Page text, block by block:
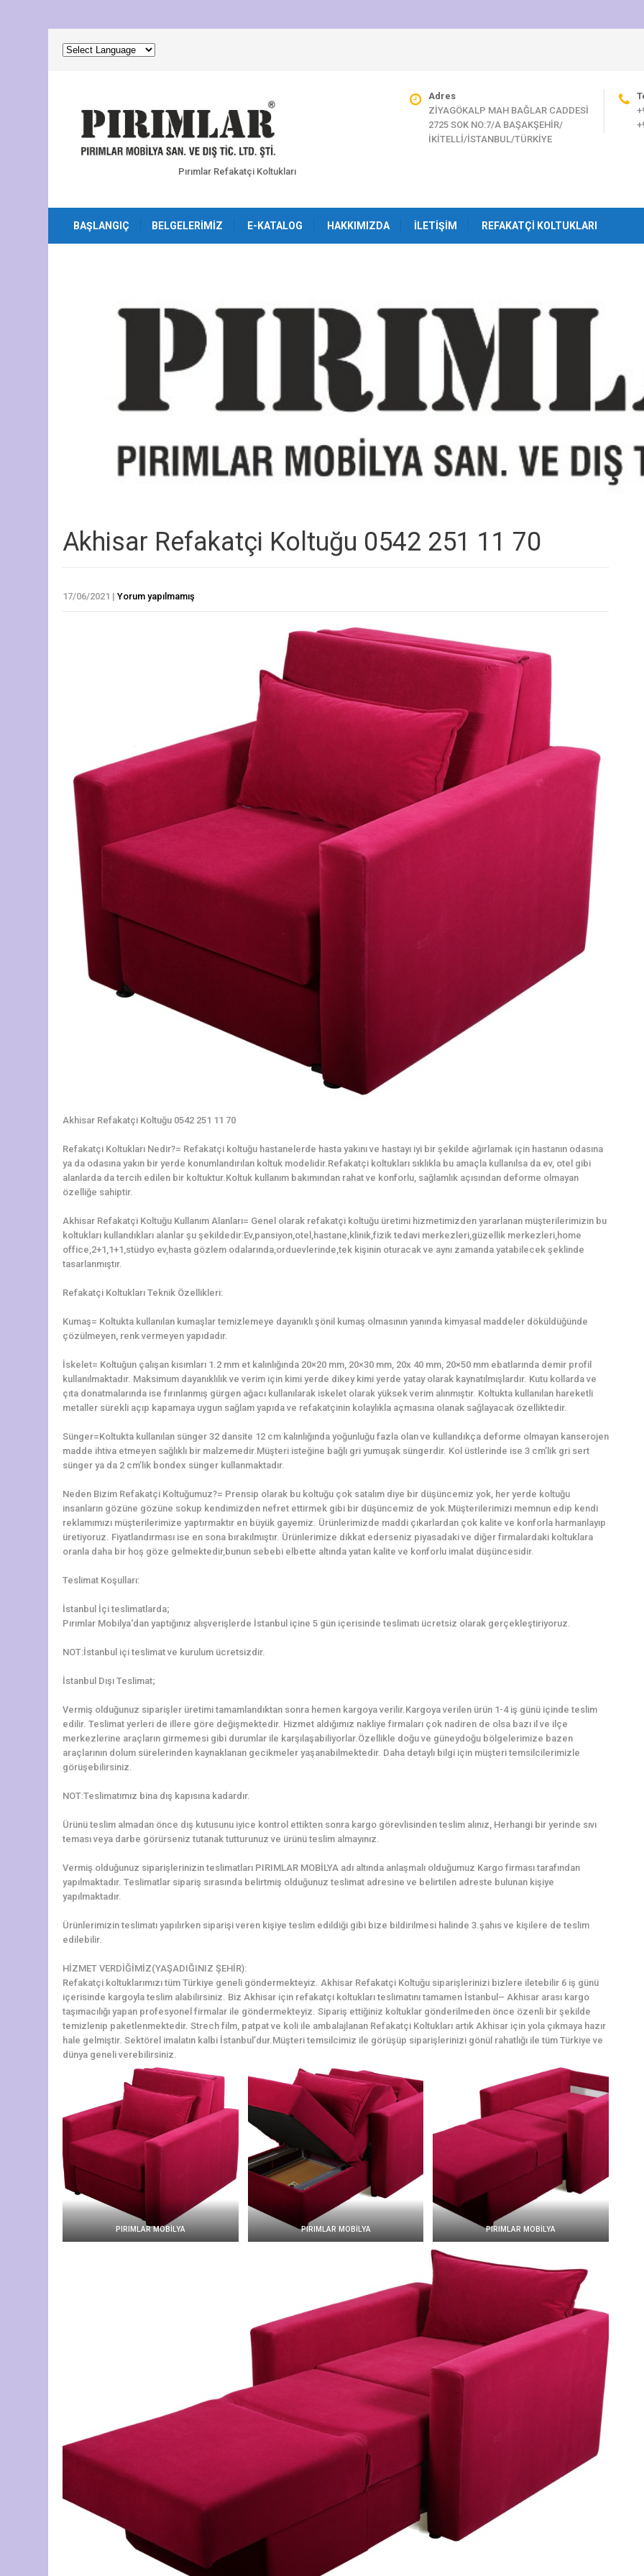
Pırımlar Refakatçi Koltukları
Adres
ZİYAGÖKALP MAH BAĞLAR CADDESİ
2725 SOK NO:7/A BAŞAKŞEHİR/
İKİTELLİ/İSTANBUL/TÜRKİYE
BAŞLANGIÇ BELGELERIMIZ E-KATALOG HAKKIMIZDA İLETIŞIM REFAKATÇI KOLTUKLARI
Akhisar Refakatçi Koltuğu 0542 251 11 70
17/06/2021 | Yorum yapılmamış
Akhisar Refakatçi Koltuğu 0542 251 11 70
Refakatçi Koltukları Nedir?= Refakatçi koltuğu hastanelerde hasta yakını ve hastayı iyi bir şekilde ağırlamak için hastanın odasına
ya da odasına yakın bir yerde konumlandırılan koltuk modelidir.Refakatçi koltukları sıklıkla bu amaçla kullanılsa da ev, otel gibi
alanlarda da tercih edilen bir koltuktur.Koltuk kullanım bakımından rahat ve konforlu, sağlamlık açısından deforme olmayan
özelliğe sahiptir.
Akhisar Refakatçi Koltuğu Kullanım Alanları= Genel olarak refakatçi koltuğu üretimi hizmetimizden yararlanan müşterilerimizin bu
koltukları kullandıkları alanlar şu şekildedir:Ev,pansiyon,otel,hastane,klinik,fizik tedavi merkezleri,güzellik merkezleri,home
office,2+1,1+1,stüdyo ev,hasta gözlem odalarında,orduevlerinde,tek kişinin oturacak ve aynı zamanda yatabilecek şeklinde
tasarlanmıştır.
Refakatçi Koltukları Teknik Özellikleri:
Kumaş= Koltukta kullanılan kumaşlar temizlemeye dayanıklı şönil kumaş olmasının yanında kimyasal maddeler döküldüğünde
çözülmeyen, renk vermeyen yapıdadır.
İskelet= Koltuğun çalışan kısımları 1.2 mm et kalınlığında 20×20 mm, 20×30 mm, 20x 40 mm, 20×50 mm ebatlarında demir profil
kullanılmaktadır. Maksimum dayanıklılık ve verim için kimi yerde dikey kimi yerde yatay olarak kaynatılmışlardır. Kutu kollarda ve
çıta donatmalarında ise fırınlanmış gürgen ağacı kullanılarak iskelet olarak yüksek verim alınmıştır. Koltukta kullanılan hareketli
metaller sürekli açıp kapamaya uygun sağlam yapıda ve refakatçinin kolaylıkla açmasına olanak sağlayacak özelliktedir.
Sünger=Koltukta kullanılan sünger 32 dansite 12 cm kalınlığında yoğunluğu fazla olan ve kullandıkça deforme olmayan kanserojen
madde ihtiva etmeyen sağlıklı bir malzemedir.Müşteri isteğine bağlı gri yumuşak süngerdir. Kol üstlerinde ise 3 cm’lik gri sert
sünger ya da 2 cm’lik bondex sünger kullanmaktadır.
Neden Bizim Refakatçi Koltuğumuz?= Prensip olarak bu koltuğu çok satalım diye bir düşüncemiz yok, her yerde koltuğu
insanların gözüne gözüne sokup kendimizden nefret ettirmek gibi bir düşüncemiz de yok.Müşterilerimizi memnun edip kendi
reklamımızı müşterilerimize yaptırmaktır en büyük gayemiz. Ürünlerimizde maddi çıkarlardan çok kalite ve konforla harmanlayıp
üretiyoruz. Fiyatlandırması ise en sona bırakılmıştır. Ürünlerimize dikkat ederseniz piyasadaki ve diğer firmalardaki koltuklara
oranla daha bir hoş göze gelmektedir,bunun sebebi elbette altında yatan kalite ve konforlu imalat düşüncesidir.
Teslimat Koşulları:
İstanbul İçi teslimatlarda;
Pırımlar Mobilya‘dan yaptığınız alışverişlerde İstanbul içine 5 gün içerisinde teslimatı ücretsiz olarak gerçekleştiriyoruz.
NOT:İstanbul içi teslimat ve kurulum ücretsizdir.
İstanbul Dışı Teslimat;
Vermiş olduğunuz siparişler üretimi tamamlandıktan sonra hemen kargoya verilir.Kargoya verilen ürün 1-4 iş günü içinde teslim
edilir. Teslimat yerleri de illere göre değişmektedir. Hizmet aldığımız nakliye firmaları çok nadiren de olsa bazı il ve ilçe
merkezlerine araçların girmemesi gibi durumlar ile karşılaşabiliyorlar.Özellikle doğu ve güneydoğu bölgelerimize bazen
araçlarının dolum sürelerinden kaynaklanan gecikmeler yaşanabilmektedir. Daha detaylı bilgi için müşteri temsilcilerimizle
görüşebilirsiniz.
NOT:Teslimatımız bina dış kapısına kadardır.
Ürünü teslim almadan önce dış kutusunu iyice kontrol ettikten sonra kargo görevlisinden teslim alınız, Herhangi bir yerinde sıvı
teması veya darbe görürseniz tutanak tutturunuz ve ürünü teslim almayınız.
Vermiş olduğunuz siparişlerinizin teslimatları PIRIMLAR MOBİLYA adı altında anlaşmalı olduğumuz Kargo firması tarafından
yapılmaktadır. Teslimatlar sipariş sırasında belirtmiş olduğunuz teslimat adresine ve belirtilen adreste bulunan kişiye
yapılmaktadır.
Ürünlerimizin teslimatı yapılırken siparişi veren kişiye teslim edildiği gibi bize bildirilmesi halinde 3.şahıs ve kişilere de teslim
edilebilir.
HİZMET VERDİĞİMİZ(YAŞADIĞINIZ ŞEHİR):
Refakatçi koltuklarımızı tüm Türkiye geneli göndermekteyiz. Akhisar Refakatçi Koltuğu siparişlerinizi bizlere iletebilir 6 iş günü
içerisinde kargoyla teslim alabilirsiniz. Biz Akhisar için refakatçi koltukları teslimatını tamamen İstanbul– Akhisar arası kargo
taşımacılığı yapan profesyonel firmalar ile göndermekteyiz. Sipariş ettiğiniz koltuklar gönderilmeden önce özenli bir şekilde
temizlenip paketlenmektedir. Strech film, patpat ve koli ile ambalajlanan Refakatçi Koltukları artık Akhisar için yola çıkmaya hazır
hale gelmiştir. Sektörel imalatın kalbi İstanbul’dur.Müşteri temsilcimiz ile görüşüp siparişlerinizi gönül rahatlığı ile tüm Türkiye ve
dünya geneli verebilirsiniz.
PIRIMLAR MOBİLYA PIRIMLAR MOBİLYA PIRIMLAR MOBİLYA